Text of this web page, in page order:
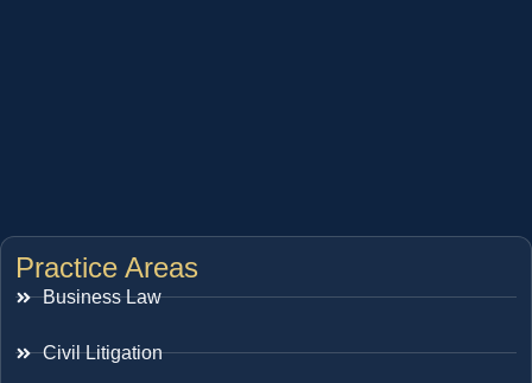
Practice Areas
Business Law
Civil Litigation